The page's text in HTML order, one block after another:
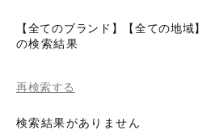
【全てのブランド】【全ての地域】
の検索結果
再検索する
検索結果がありません